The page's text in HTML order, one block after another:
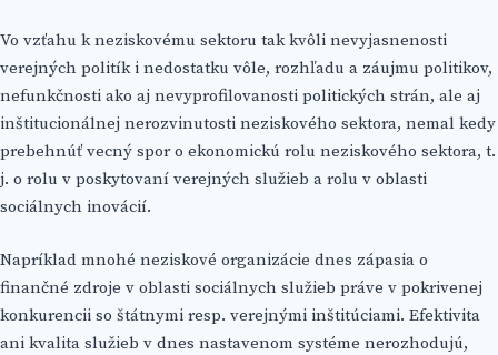
Vo vzťahu k neziskovému sektoru tak kvôli nevyjasnenosti
verejných politík i nedostatku vôle, rozhľadu a záujmu politikov,
nefunkčnosti ako aj nevyprofilovanosti politických strán, ale aj
inštitucionálnej nerozvinutosti neziskového sektora, nemal kedy
prebehnúť vecný spor o ekonomickú rolu neziskového sektora, t.
j. o rolu v poskytovaní verejných služieb a rolu v oblasti
sociálnych inovácií.
Napríklad mnohé neziskové organizácie dnes zápasia o
finančné zdroje v oblasti sociálnych služieb práve v pokrivenej
konkurencii so štátnymi resp. verejnými inštitúciami. Efektivita
ani kvalita služieb v dnes nastavenom systéme nerozhodujú,